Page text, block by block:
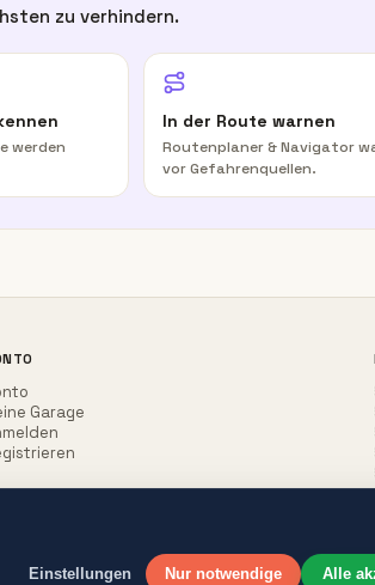
zu verhindern.
werden
In der Route warnen
Routenplaner & Navigator
vor Gefahrenquellen.
Garage
Einstellungen Nur notwendige Alle